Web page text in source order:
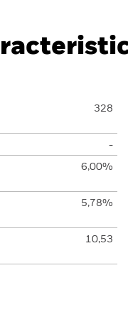
328
-
6,00%
5,78%
10,53